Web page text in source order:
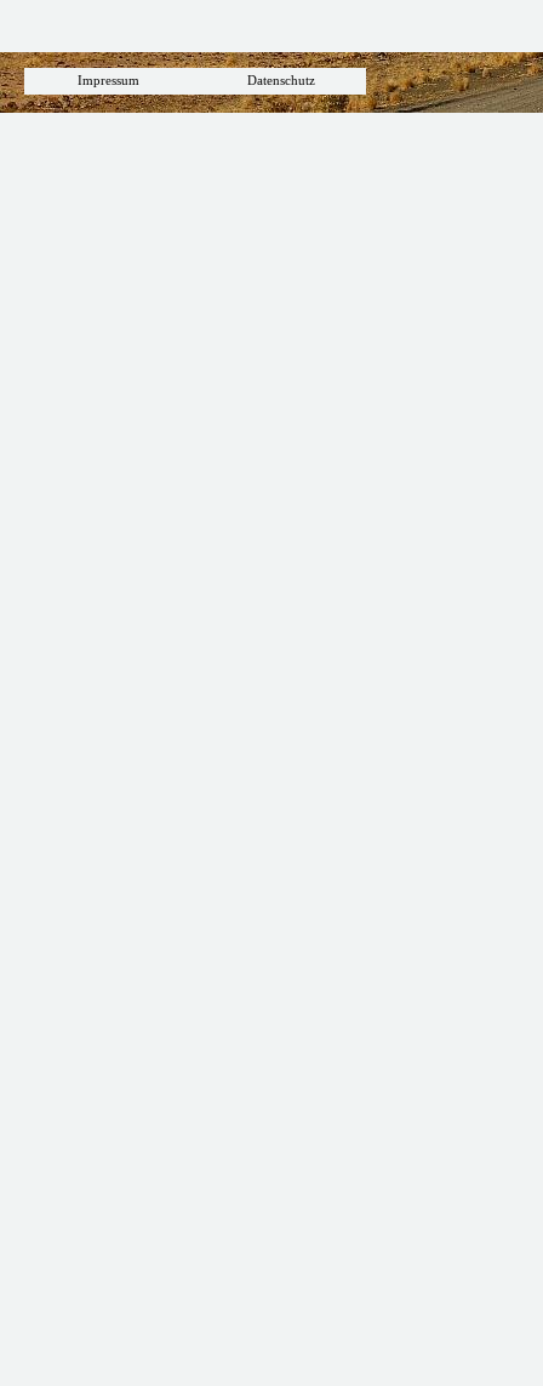
Impressum Datenschutz